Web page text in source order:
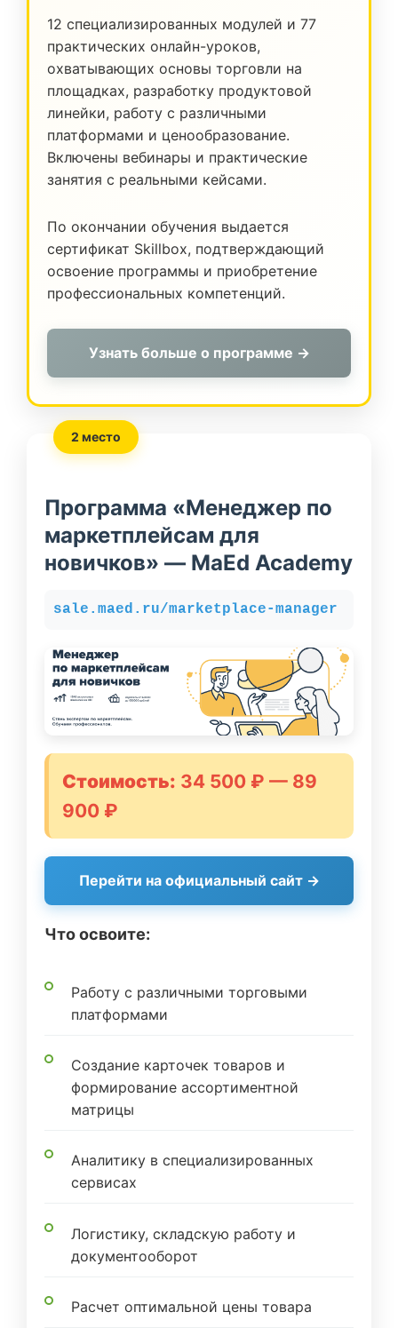
12 специализированных модулей и 77
практических онлайн-уроков,
охватывающих основы торговли на
площадках, разработку продуктовой
линейки, работу с различными
платформами и ценообразование.
Включены вебинары и практические
занятия с реальными кейсами.
По окончании обучения выдается
сертификат Skillbox, подтверждающий
освоение программы и приобретение
профессиональных компетенций.
Узнать больше о программе →
2 место
Программа «Менеджер по
маркетплейсам для
новичков» — MaEd Academy
sale.maed.ru/marketplace-manager
Стоимость: 34 500 ₽ — 89
900 ₽
Перейти на официальный сайт →
Что освоите:
Работу с различными торговыми
платформами
Создание карточек товаров и
формирование ассортиментной
матрицы
Аналитику в специализированных
сервисах
Логистику, складскую работу и
документооборот
Расчет оптимальной цены товара